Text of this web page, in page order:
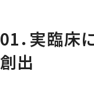
01．実臨床
創出